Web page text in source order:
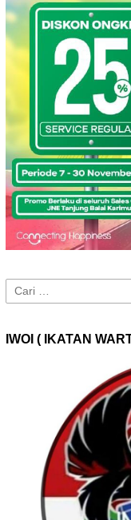
Cari
untuk:
IWOI ( IKATAN